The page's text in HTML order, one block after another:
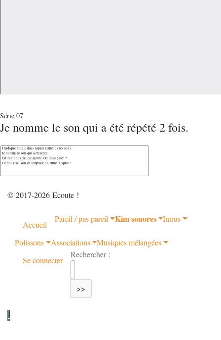
Série 07
Je nomme le son qui a été répété 2 fois.
© 2017-2026 Ecoute !
Accueil
Pareil / pas pareil Kim sonores Intrus
Polissons Associations
Musiques mélangées
Se connecter
Rechercher :
>>